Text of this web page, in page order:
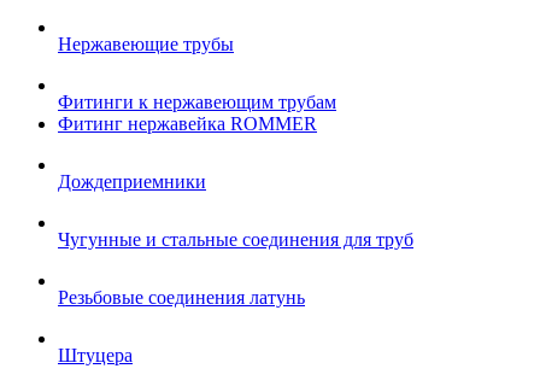
Нержавеющие трубы
Фитинги к нержавеющим трубам
Фитинг нержавейка ROMMER
Дождеприемники
Чугунные и стальные соединения для труб
Резьбовые соединения латунь
Штуцера